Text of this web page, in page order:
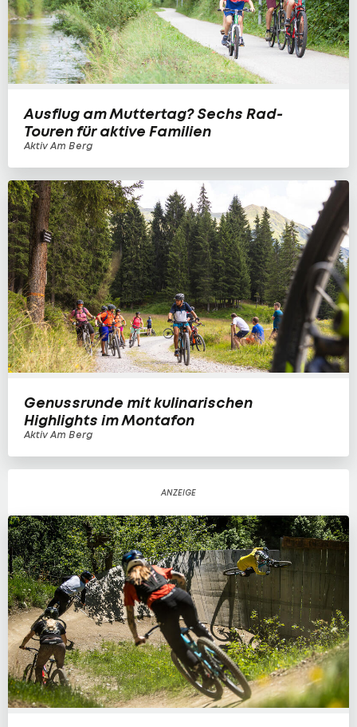
Ausflug am Muttertag? Sechs Rad-
Touren für aktive Familien
Aktiv Am Berg
Genussrunde mit kulinarischen
Highlights im Montafon
Aktiv Am Berg